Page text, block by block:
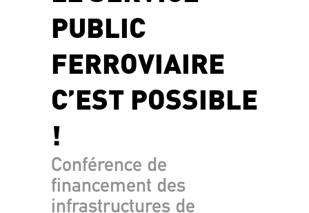
PUBLIC
FERROVIAIRE
C’EST POSSIBLE
!
Conférence de
financement des
infrastructures de